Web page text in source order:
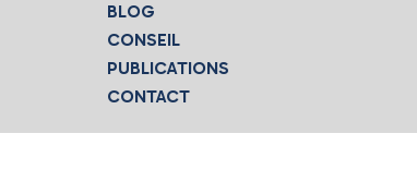
BLOG
CONSEIL
PUBLICATIONS
CONTACT